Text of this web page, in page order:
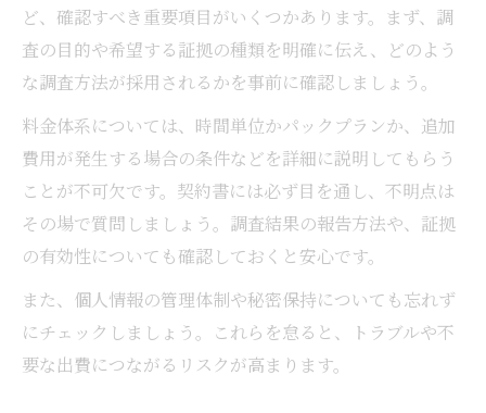
ど、確認すべき重要項目がいくつかあります。まず、調
査の目的や希望する証拠の種類を明確に伝え、どのよう
な調査方法が採用されるかを事前に確認しましょう。
料金体系については、時間単位かパックプランか、追加
費用が発生する場合の条件などを詳細に説明してもらう
ことが不可欠です。契約書には必ず目を通し、不明点は
その場で質問しましょう。調査結果の報告方法や、証拠
の有効性についても確認しておくと安心です。
また、個人情報の管理体制や秘密保持についても忘れず
にチェックしましょう。これらを怠ると、トラブルや不
要な出費につながるリスクが高まります。